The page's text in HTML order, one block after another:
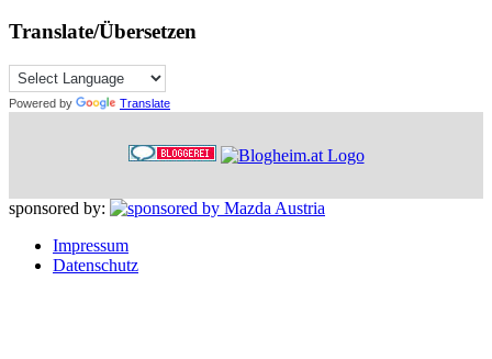
Translate/Übersetzen
Powered by Translate
sponsored by:
Impressum
Datenschutz